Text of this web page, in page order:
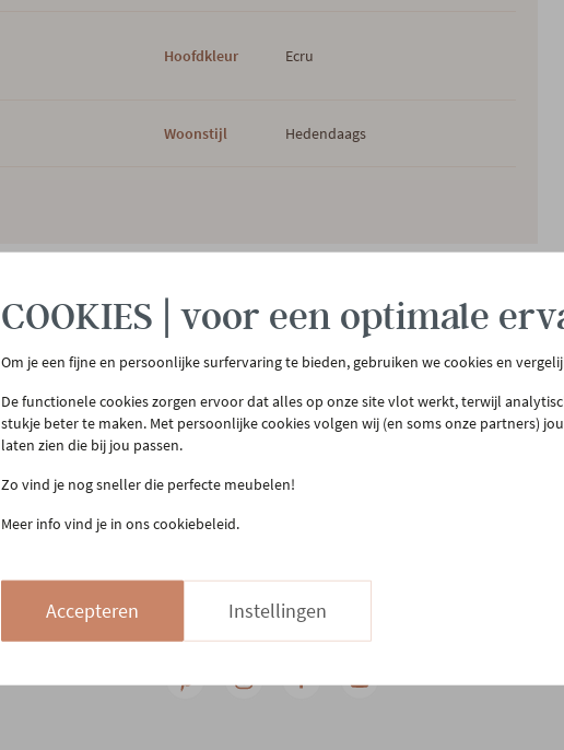
Hoofdkleur Ecru
Woonstijl Hedendaags
Klantenservice
Contact & openingsuren
Bestellen & bezorgen
03 480 42 26
Stuur ons een bericht
Meer
COOKIES | voor een optimale
Om je een fijne en persoonlijke surfervaring te bieden, gebruiken we cookies en
De functionele cookies zorgen ervoor dat alles op onze site vlot werkt, terwijl
stukje beter te maken. Met persoonlijke cookies volgen wij (en soms onze partners)
laten zien die bij jou passen.
Zo vind je nog sneller die perfecte meubelen!
Meer info vind je in ons cookiebeleid.
Accepteren Instellingen